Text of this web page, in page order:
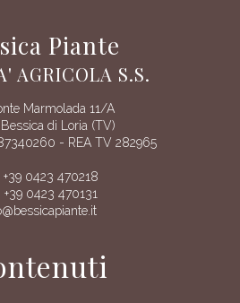
Piante
AGRICOLA S.S.
Marmolada 11/A
di Loria (TV)
- REA TV 282965
+39 0423 470218
+39 0423 470131